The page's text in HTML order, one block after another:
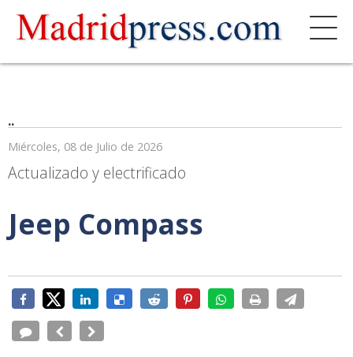
..
Miércoles, 08 de Julio de 2026
Actualizado y electrificado
Jeep Compass